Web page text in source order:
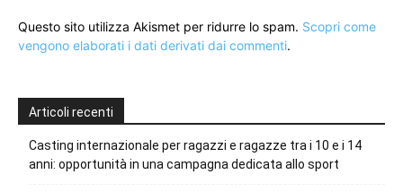
Questo sito utilizza Akismet per ridurre lo spam. Scopri come
vengono elaborati i dati derivati dai commenti.
Articoli recenti
Casting internazionale per ragazzi e ragazze tra i 10 e i 14
anni: opportunità in una campagna dedicata allo sport